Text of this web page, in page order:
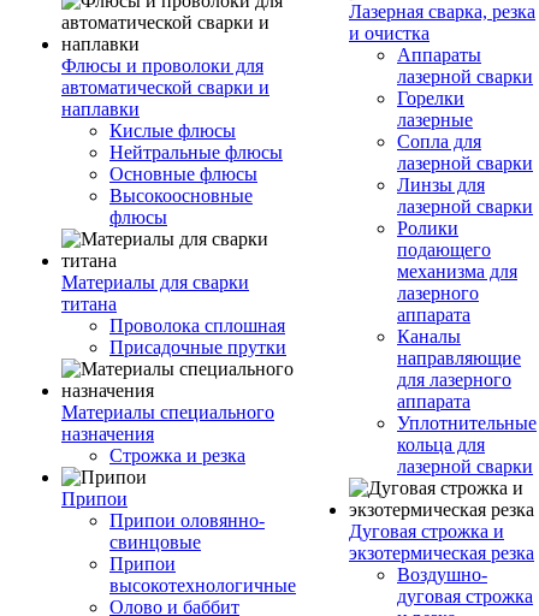
Флюсы и проволоки для
автоматической сварки и
наплавки
Кислые флюсы
Нейтральные флюсы
Основные флюсы
Высокоосновные
флюсы
Материалы для сварки
титана
Проволока сплошная
Присадочные прутки
Материалы специального
назначения
Строжка и резка
Припои
Припои оловянно-
свинцовые
Припои
высокотехнологичные
Олово и баббит
Лазерная сварка, резка
и очистка
Аппараты
лазерной сварки
Горелки
лазерные
Сопла для
лазерной сварки
Линзы для
лазерной сварки
Ролики
подающего
механизма для
лазерного
аппарата
Каналы
направляющие
для лазерного
аппарата
Уплотнительные
кольца для
лазерной сварки
Дуговая строжка и
экзотермическая резка
Воздушно-
дуговая строжка